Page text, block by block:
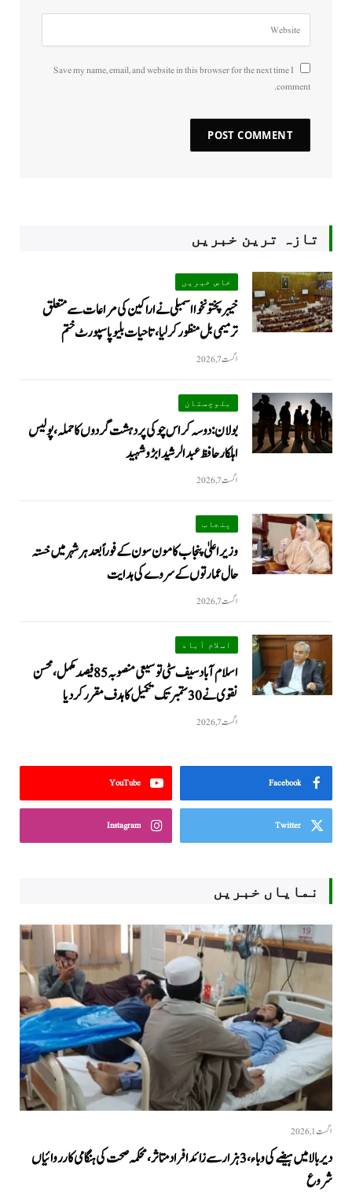
Save my name, email, and website in this browser for the next time I
comment.
تازہ ترین خبریں
خاص خبریں
خیبرپختونخوا اسمبلی نے اراکین کی مراعات سے متعلق
ترمیمی بل منظور کر لیا، تاحیات بلیو پاسپورٹ ختم
اگست 7, 2026
بلوچستان
بولان: دوسہ کراس چوکی پر دہشت گردوں کا حملہ، پولیس
اہلکار حافظ عبدالرشید ابڑو شہید
اگست 7, 2026
پنجاب
وزیراعلیٰ پنجاب کا مون سون کے فوراً بعد ہر شہر میں خستہ
حال عمارتوں کے سروے کی ہدایت
اگست 7, 2026
اسلام آباد
اسلام آباد سیف سٹی توسیعی منصوبہ 85 فیصد مکمل، محسن
نقوی نے 30 ستمبر تک تکمیل کا ہدف مقرر کر دیا
اگست 7, 2026
Facebook
YouTube
Twitter
Instagram
نمایاں خبریں
اگست 1, 2026
دیر بالا میں ہیضے کی وباء، 3 ہزار سے زائد افراد متاثر، محکمہ صحت کی ہنگامی کارروائیاں
شروع